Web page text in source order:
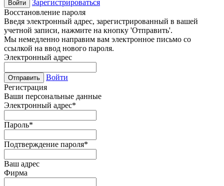
Войти
Зарегистрироваться
Восстановление пароля
Введя электронный адрес, зарегистрированный в вашей
учетной записи, нажмите на кнопку 'Отправить'.
Мы немедленно направим вам электронное письмо со
ссылкой на ввод нового пароля.
Электронный адрес
Отправить
Войти
Регистрация
Ваши персональные данные
Электронный адрес*
Пароль*
Подтверждение пароля*
Ваш адрес
Фирма